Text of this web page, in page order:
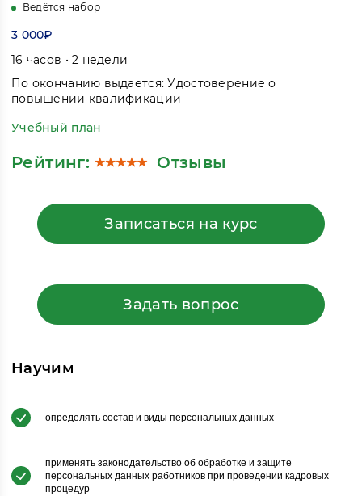
Ведётся набор
3 000₽
16 часов • 2 недели
По окончанию выдается: Удостоверение о
повышении квалификации
Учебный план
Рейтинг: Отзывы
Записаться на курс
Задать вопрос
Научим
определять состав и виды персональных данных
применять законодательство об обработке и защите
персональных данных работников при проведении кадровых
процедур